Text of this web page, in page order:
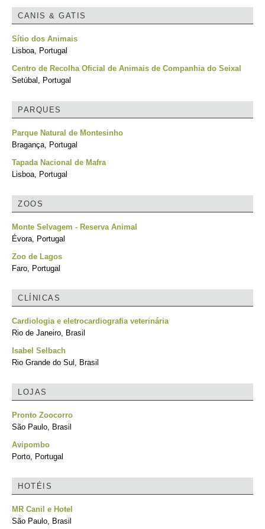
CANIS & GATIS
Sítio dos Animais
Lisboa, Portugal
Centro de Recolha Oficial de Animais de Companhia do Seixal
Setúbal, Portugal
PARQUES
Parque Natural de Montesinho
Bragança, Portugal
Tapada Nacional de Mafra
Lisboa, Portugal
ZOOS
Monte Selvagem - Reserva Animal
Évora, Portugal
Zoo de Lagos
Faro, Portugal
CLÍNICAS
Cardiologia e eletrocardiografia veterinária
Rio de Janeiro, Brasil
Isabel Selbach
Rio Grande do Sul, Brasil
LOJAS
Pronto Zoocorro
São Paulo, Brasil
Avipombo
Porto, Portugal
HOTÉIS
MR Canil e Hotel
São Paulo, Brasil